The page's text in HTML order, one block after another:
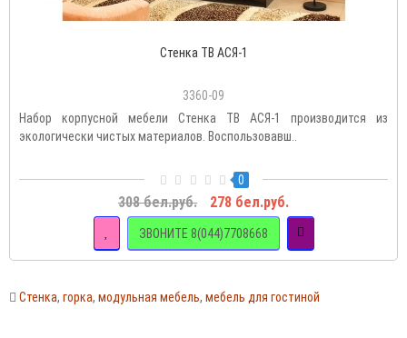
Стенка ТВ АСЯ-1
3360-09
Набор корпусной мебели Стенка ТВ АСЯ-1 производится из
экологически чистых материалов. Воспользовавш..
0
308 бел.руб. 278 бел.руб.
ЗВОНИТЕ 8(044)7708668
Стенка, горка, модульная мебель, мебель для гостиной